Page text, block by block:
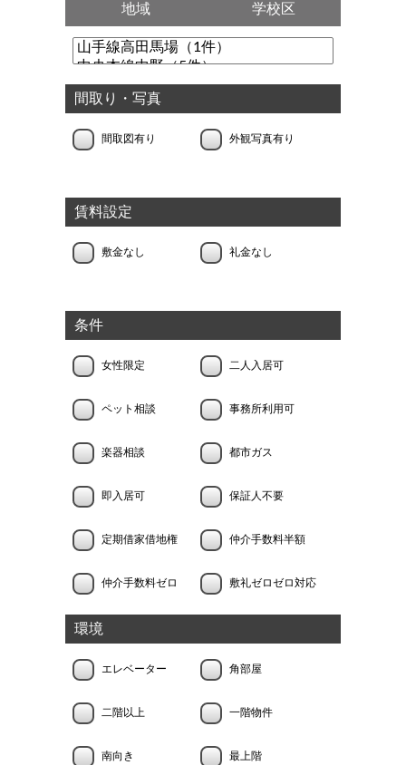
地域 学校区
間取り・写真
間取図有り 外観写真有り
賃料設定
敷金なし 礼金なし
条件
女性限定 二人入居可
ペット相談 事務所利用可
楽器相談 都市ガス
即入居可 保証人不要
定期借家借地権 仲介手数料半額
仲介手数料ゼロ 敷礼ゼロゼロ対応
環境
エレベーター 角部屋
二階以上 一階物件
南向き 最上階